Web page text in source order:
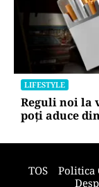
LIFESTYLE
Reguli noi la
poți aduce
TOS Politica